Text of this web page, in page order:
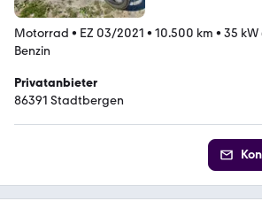
Motorrad • EZ 03/2021 • 10.500 km • 35 kW
Benzin
Privatanbieter
86391 Stadtbergen